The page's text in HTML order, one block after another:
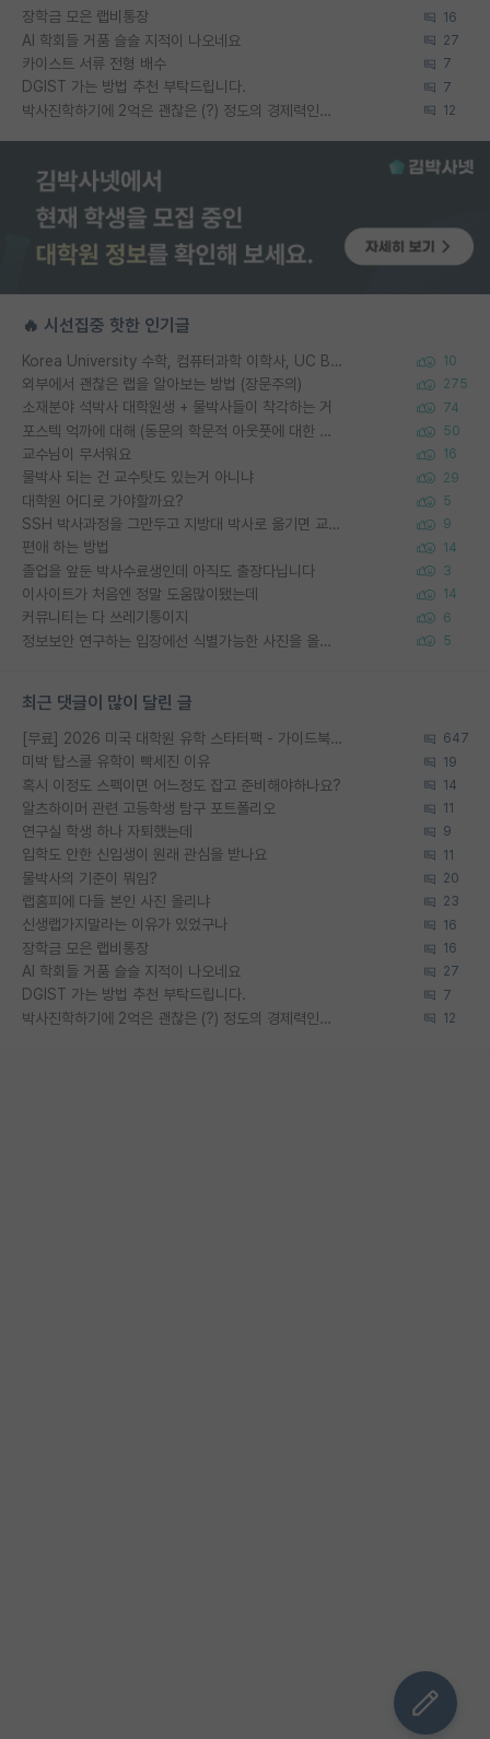
장학금 모은 랩비통장 16
AI 학회들 거품 슬슬 지적이 나오네요 27
카이스트 서류 전형 배수 7
DGIST 가는 방법 추천 부탁드립니다. 7
박사진학하기에 2억은 괜찮은 (?) 정도의 경제력인가요 12
🔥 시선집중 핫한 인기글
Korea University 수학, 컴퓨터과학 이학사, UC Berkeley 산업공학 대학원 공학박사가 되는 것은 쉽지 않겠죠? 10
외부에서 괜찮은 랩을 알아보는 방법 (장문주의) 275
소재분야 석박사 대학원생 + 물박사들이 착각하는 거 74
포스텍 억까에 대해 (동문의 학문적 아웃풋에 대한 반박) 50
교수님이 무서워요 16
물박사 되는 건 교수탓도 있는거 아니냐 29
대학원 어디로 가야할까요? 5
SSH 박사과정을 그만두고 지방대 박사로 옮기면 교수의 꿈은 끝일까요? 9
편애 하는 방법 14
졸업을 앞둔 박사수료생인데 아직도 출장다닙니다 3
이사이트가 처음엔 정말 도움많이됐는데 14
커뮤니티는 다 쓰레기통이지 6
정보보안 연구하는 입장에선 식별가능한 사진을 올리는건 비추이긴함 5
최근 댓글이 많이 달린 글
[무료] 2026 미국 대학원 유학 스타터팩 - 가이드북 & 합격자 컨택메일 템플릿 647
미박 탑스쿨 유학이 빡세진 이유 19
혹시 이정도 스펙이면 어느정도 잡고 준비해야하나요? 14
알츠하이머 관련 고등학생 탐구 포트폴리오 11
연구실 학생 하나 자퇴했는데 9
입학도 안한 신입생이 원래 관심을 받나요 11
물박사의 기준이 뭐임? 20
랩홈피에 다들 본인 사진 올리냐 23
신생랩가지말라는 이유가 있었구나 16
장학금 모은 랩비통장 16
AI 학회들 거품 슬슬 지적이 나오네요 27
DGIST 가는 방법 추천 부탁드립니다. 7
박사진학하기에 2억은 괜찮은 (?) 정도의 경제력인가요 12